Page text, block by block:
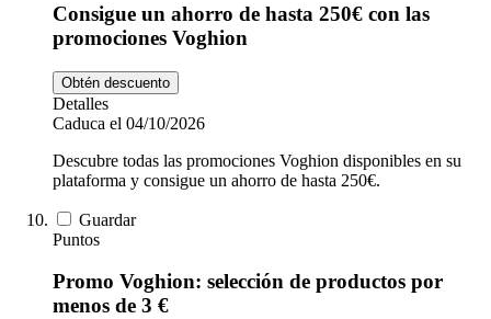
Consigue un ahorro de hasta 250€ con las
promociones Voghion
Obtén descuento
Detalles
Caduca el 04/10/2026
Descubre todas las promociones Voghion disponibles en su
plataforma y consigue un ahorro de hasta 250€.
Guardar
Puntos
Promo Voghion: selección de productos por
menos de 3 €